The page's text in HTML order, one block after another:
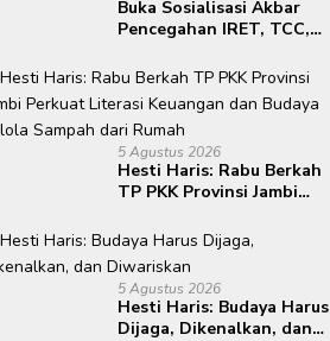
Buka Sosialisasi Akbar
Pencegahan IRET, TCC,
Narkoba di Bungo,
Gubernur Al Haris: “Kalau
anak-anakku bisa jaga
diri, 60% masa depan
sudah ada di tangan”
5 Agustus 2026
Hesti Haris: Rabu Berkah
TP PKK Provinsi Jambi
Keuangan dan Budaya
Kelola Sampah dari
Rumah
5 Agustus 2026
Hesti Haris: Budaya Harus
Dijaga, Dikenalkan, dan